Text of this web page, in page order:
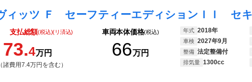
支払総額(税込)(リ済込)
73.4万円
（諸費用7.4万円を含む）
車両本体価格(税込)
66万円
年式 2018年
車検 2027年9月
整備 法定整備付
排気量 1300cc